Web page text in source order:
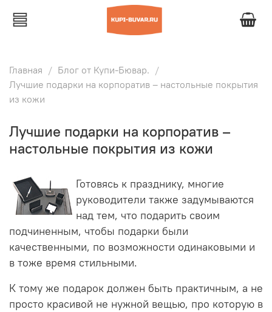
Главная
Блог от Купи-Бювар.
Лучшие подарки на корпоратив – настольные покрытия
из кожи
Лучшие подарки на корпоратив –
настольные покрытия из кожи
Готовясь к празднику, многие
руководители также задумываются
над тем, что подарить своим
подчиненным, чтобы подарки были
качественными, по возможности одинаковыми и
в тоже время стильными.
К тому же подарок должен быть практичным, а не
просто красивой не нужной вещью, про которую в